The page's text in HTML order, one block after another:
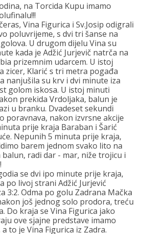
na Torcida Kupu imamo
Vina Figurica i Sv.Josip odigrali
poluvrijeme, s dvi tri šanse na
U drugom dijelu Vina su
kada je Adžić Jurjevič natrča na
prizemnim udarcem. U istoj
zicer, Klarić s tri metra pogađa
nanjušila su krv i dvi minute iza
golom iskosa. U istoj minuti
prekida Vrdoljaka, balun je
u branku. Dvadeset sekundi
poravnava, nakon izvrsne akcije
prije kraja Baraban i Šarić
Nepunih 5 minuta prije kraja,
barem jednom svako lito na
balun, radi dar - mar, niže trojicu i
se dvi ipo minute prije kraja,
po livoj strani Adžić Jurjević
3:2. Odma po golu Zadrana Mačka
još jednog solo prodora, treću
Do kraja se Vina Figurica jako
ove sjajne predstave imamo
to je Vina Figurica iz Zadra.